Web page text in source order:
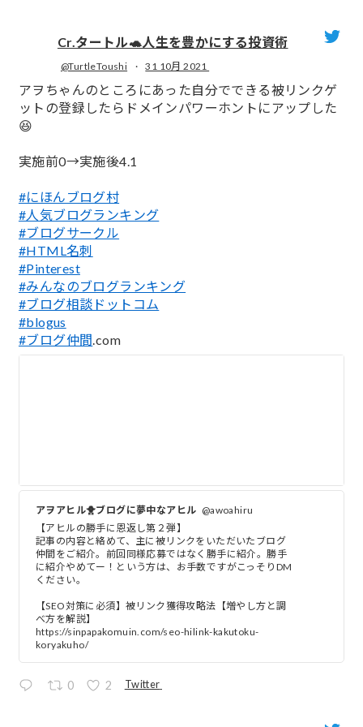
Cr.タートル🐢人生を豊かにする投資術
@TurtleToushi · 31 10月 2021
アヲちゃんのところにあった自分でできる被リンクゲ
ットの登録したらドメインパワーホントにアップした
😆
実施前0→実施後4.1
#にほんブログ村
#人気ブログランキング
#ブログサークル
#HTML名刺
#Pinterest
#みんなのブログランキング
#ブログ相談ドットコム
#blogus
#ブログ仲間.com
アヲアヒル🐥ブログに夢中なアヒル @awoahiru
【アヒルの勝手に恩返し第２弾】
記事の内容と絡めて、主に被リンクをいただいたブログ
仲間をご紹介。前回同様応募ではなく勝手に紹介。勝手
に紹介やめてー！という方は、お手数ですがこっそりDM
ください。
【SEO対策に必須】被リンク獲得攻略法【増やし方と調
べ方を解説】
https://sinpapakomuin.com/seo-hilink-kakutoku-
koryakuho/
0 2 Twitter